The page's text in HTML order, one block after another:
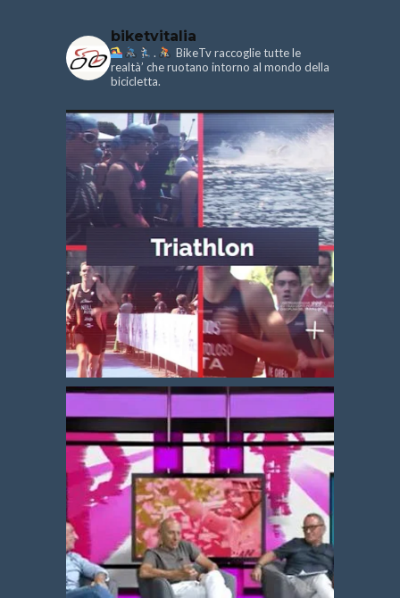
biketvitalia
.
BikeTv raccoglie tutte le
realtà’ che ruotano intorno al mondo della
bicicletta.